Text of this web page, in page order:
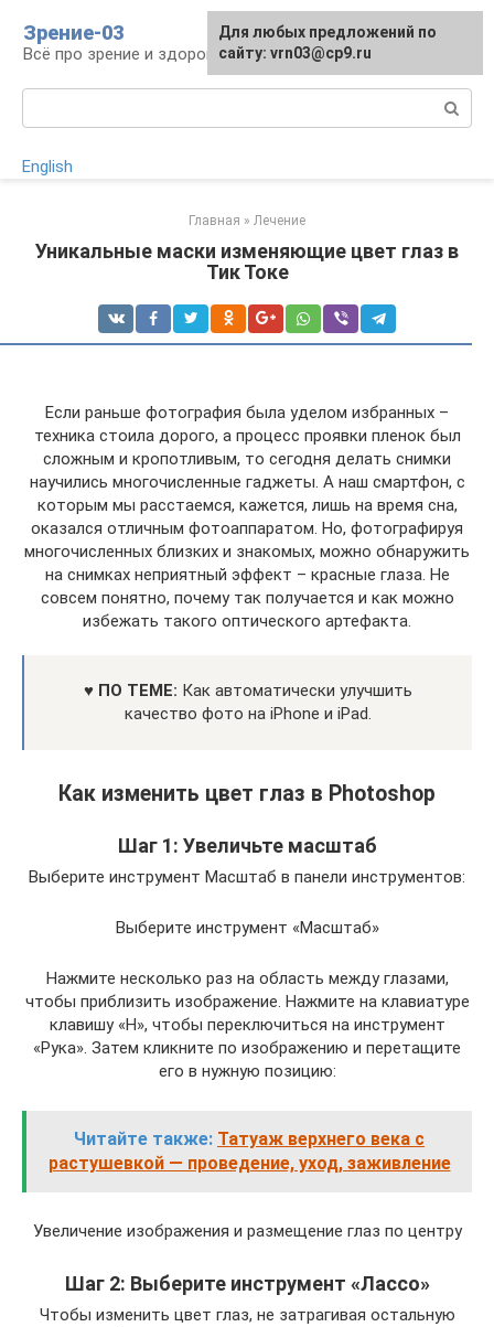
контенту
Зрение-03
Всё про зрение и здоровье глаз
English
Главная » Лечение
Уникальные маски изменяющие цвет глаз в
Тик Токе
Если раньше фотография была уделом избранных –
техника стоила дорого, а процесс проявки пленок был
сложным и кропотливым, то сегодня делать снимки
научились многочисленные гаджеты. А наш смартфон, с
которым мы расстаемся, кажется, лишь на время сна,
оказался отличным фотоаппаратом. Но, фотографируя
многочисленных близких и знакомых, можно обнаружить
на снимках неприятный эффект – красные глаза. Не
совсем понятно, почему так получается и как можно
избежать такого оптического артефакта.
♥ ПО ТЕМЕ: Как автоматически улучшить
качество фото на iPhone и iPad.
Как изменить цвет глаз в Photoshop
Шаг 1: Увеличьте масштаб
Выберите инструмент Масштаб в панели инструментов:
Выберите инструмент «Масштаб»
Нажмите несколько раз на область между глазами,
чтобы приблизить изображение. Нажмите на клавиатуре
клавишу «H», чтобы переключиться на инструмент
«Рука». Затем кликните по изображению и перетащите
его в нужную позицию:
Читайте также: Татуаж верхнего века с
растушевкой — проведение, уход, заживление
Увеличение изображения и размещение глаз по центру
Шаг 2: Выберите инструмент «Лассо»
Чтобы изменить цвет глаз, не затрагивая остальную
Для любых предложений по
сайту: vrn03@cp9.ru